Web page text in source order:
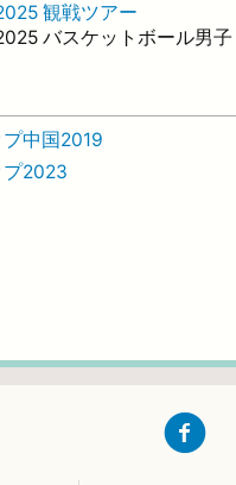
観戦ツアー
バスケットボール男
中国2019
プ2023